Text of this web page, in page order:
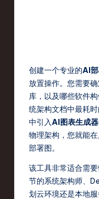
创建一个专业的AI
放置操作。您需要
库，以及哪些软件
统架构文档中最耗
中引入AI图表生成器
物理架构，您就能
部署图。
该工具非常适合需
节的系统架构师、
划云环境还是本地